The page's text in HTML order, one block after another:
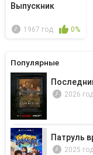
Популярные
2026
Патруль
2025
Выпускник
1967 год 0%